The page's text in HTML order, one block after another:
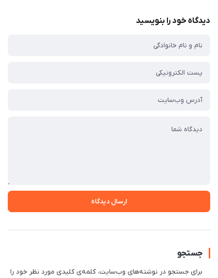
دیدگاه خود را بنویسید
ارسال دیدگاه
جستجو
برای جستجو در نوشته‌های وب‌سایت، کلمه‌ی کلیدی مورد نظر خود را